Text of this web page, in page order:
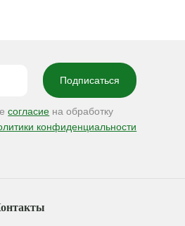
согласие на обработку
конфиденциальности